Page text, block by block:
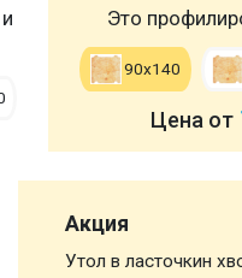
Это
90х140
Цена от
Акция
Утол в ласточкин